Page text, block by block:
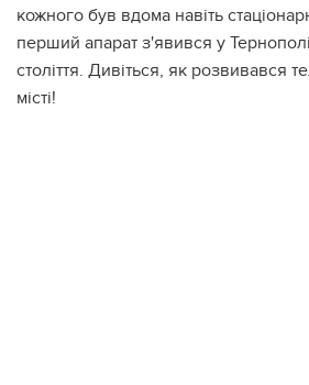
кожного був вдома навіть
перший апарат з'явився у
століття. Дивіться, як розвивався
місті!